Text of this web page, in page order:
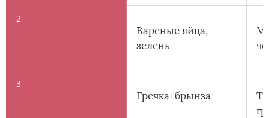
2
Вареные яйца,
зелень
3
Гречка+брынза